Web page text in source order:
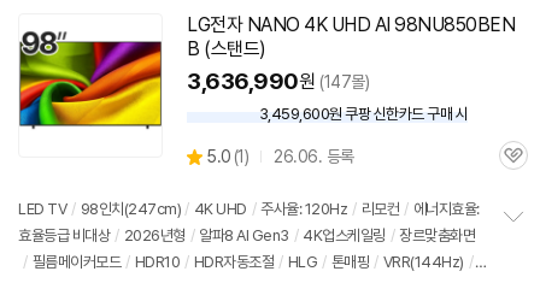
LG전자 NANO 4K UHD AI 98NU850BEN
B (스탠드)
3,636,990원 (147몰)
할
가
3,459,600원 쿠팡 신한카드 구매 시
별
5.0 (상
리
뷰
1) 26.06. 등록
관
LED TV / 98인치(247cm) / 4K UHD / 주사율: 120Hz / 리모컨 / 에너지효율:
효율등급 비대상 / 2026년형 / 알파8 AI Gen3 / 4K업스케일링 / 장르맞춤화면
/ 필름메이커모드 / HDR10 / HDR자동조절 / HLG / 톤매핑 / VRR(144Hz) /